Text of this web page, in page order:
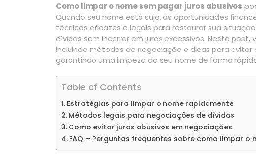
Como limpar o nome sem pagar juros abusivos
Quando seu nome está sujo, as oportunidades
técnicas eficazes e legais para restaurar sua
dívidas sem incorrer em juros excessivos. Neste
incluindo métodos de negociação e dicas para evitar
garantindo uma limpeza do seu nome de forma
Table of Contents
Estratégias para limpar o nome rapidamente
Métodos legais para negociações de dívidas
Como evitar juros abusivos em negociações
FAQ – Perguntas frequentes sobre como limpar o